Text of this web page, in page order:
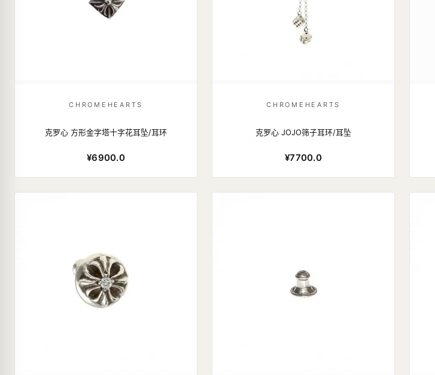
CHROMEHEARTS
克罗心 方形金字塔十字花耳坠/耳环
¥6900.0
CHROMEHEARTS
克罗心 JOJO筛子耳环/耳坠
¥7700.0